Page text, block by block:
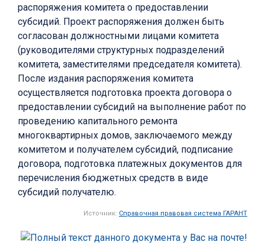
распоряжения комитета о предоставлении
субсидий. Проект распоряжения должен быть
согласован должностными лицами комитета
(руководителями структурных подразделений
комитета, заместителями председателя комитета).
После издания распоряжения комитета
осуществляется подготовка проекта договора о
предоставлении субсидий на выполнение работ по
проведению капитального ремонта
многоквартирных домов, заключаемого между
комитетом и получателем субсидий, подписание
договора, подготовка платежных документов для
перечисления бюджетных средств в виде
субсидий получателю.
Источник: Справочная правовая система ГАРАНТ